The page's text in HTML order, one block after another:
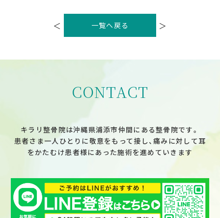
ー
＜ ＞
一覧へ戻る
CONTACT
キラリ整骨院は沖縄県浦添市仲間にある整骨院です。
患者さま一人ひとりに敬意をもって接し、痛みに対して耳
をかたむけ患者様にあった施術を進めていきます